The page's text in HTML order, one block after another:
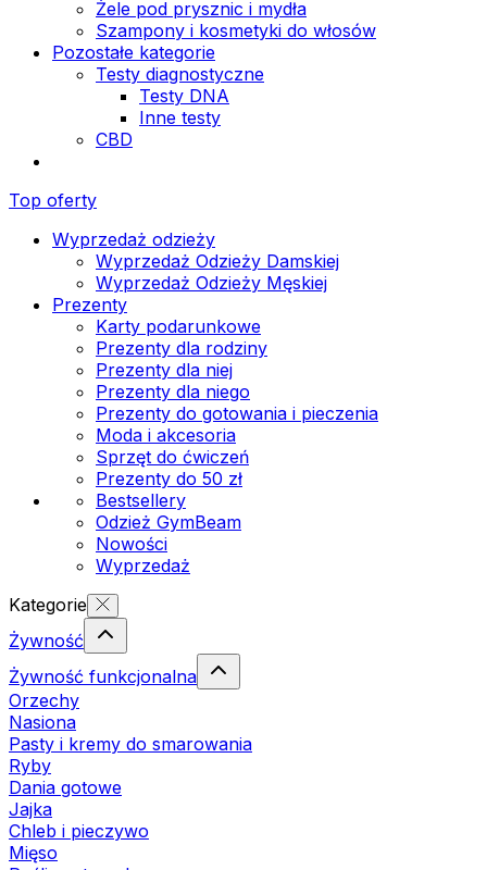
Żele pod prysznic i mydła
Szampony i kosmetyki do włosów
Pozostałe kategorie
Testy diagnostyczne
Testy DNA
Inne testy
CBD
Top oferty
Wyprzedaż odzieży
Wyprzedaż Odzieży Damskiej
Wyprzedaż Odzieży Męskiej
Prezenty
Karty podarunkowe
Prezenty dla rodziny
Prezenty dla niej
Prezenty dla niego
Prezenty do gotowania i pieczenia
Moda i akcesoria
Sprzęt do ćwiczeń
Prezenty do 50 zł
Bestsellery
Odzież GymBeam
Nowości
Wyprzedaż
Kategorie
Żywność
Żywność funkcjonalna
Orzechy
Nasiona
Pasty i kremy do smarowania
Ryby
Dania gotowe
Jajka
Chleb i pieczywo
Mięso